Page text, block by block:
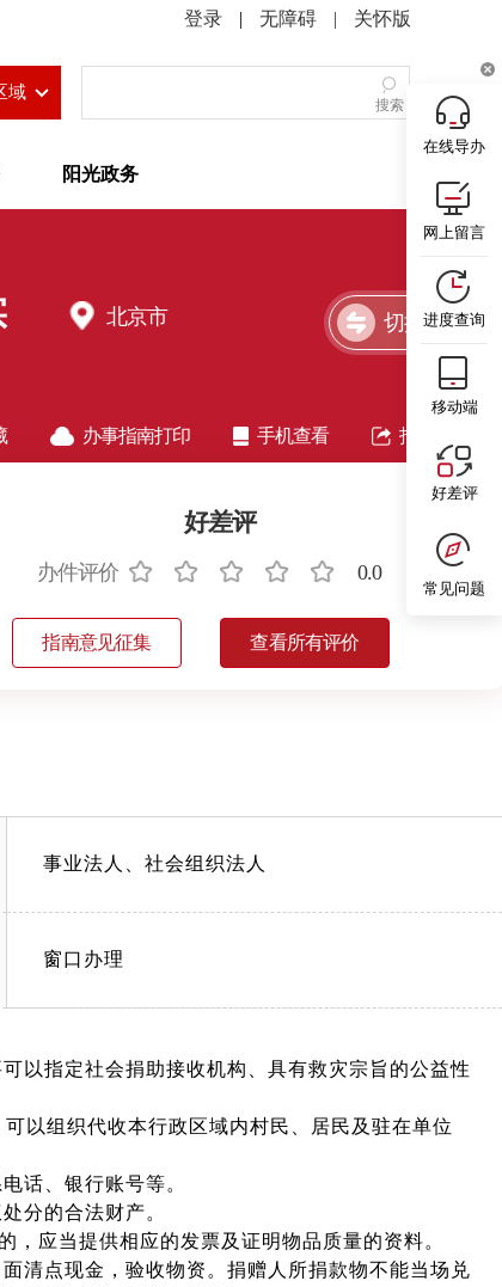
| 无障碍 | 关怀版
域
搜索
阳光政务
北京市 切换简洁版
办事指南打印 手机查看 指南分享
好差评
办件评价 0.0
指南意见征集 查看所有评价
事业法人、社会组织法人
窗口办理
指定社会捐助接收机构、具有救灾宗旨的公益性
组织代收本行政区域内村民、居民及驻在单位
话、银行账号等。
分的合法财产。
应当提供相应的发票及证明物品质量的资料。
点现金，验收物资。捐赠人所捐款物不能当场兑
在线导办
网上留言
进度查询
移动端
好差评
常见问题